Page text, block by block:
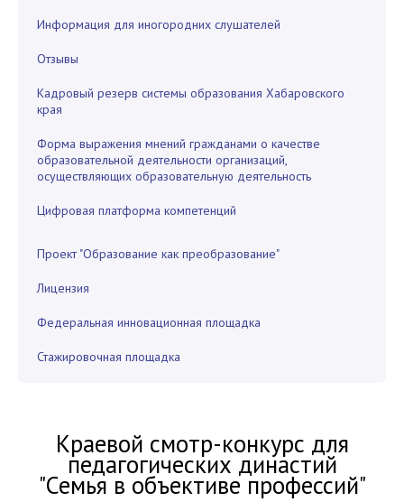
Информация для иногородних слушателей
Отзывы
Кадровый резерв системы образования Хабаровского
края
Форма выражения мнений гражданами о качестве
образовательной деятельности организаций,
осуществляющих образовательную деятельность
Цифровая платформа компетенций
Проект "Образование как преобразование"
Лицензия
Федеральная инновационная площадка
Стажировочная площадка
Краевой смотр-конкурс для
педагогических династий
"Семья в объективе профессий"